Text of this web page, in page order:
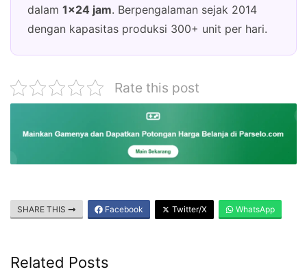
dalam 1×24 jam. Berpengalaman sejak 2014
dengan kapasitas produksi 300+ unit per hari.
Rate this post
SHARE THIS Facebook Twitter/X WhatsApp
Related Posts